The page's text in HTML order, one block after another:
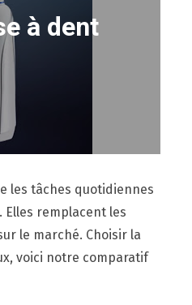
à dent
les tâches quotidiennes
Elles remplacent les
le marché. Choisir la
voici notre comparatif